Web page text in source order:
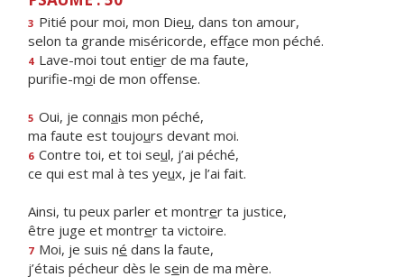
3 Pitié pour moi, mon Dieu, dans ton amour,
selon ta grande miséricorde, efface mon péché.
4 Lave-moi tout entier de ma faute,
purifie-moi de mon offense.
5 Oui, je connais mon péché,
ma faute est toujours devant moi.
6 Contre toi, et toi seul, j’ai péché,
ce qui est mal à tes yeux, je l’ai fait.
Ainsi, tu peux parler et montrer ta justice,
être juge et montrer ta victoire.
7 Moi, je suis né dans la faute,
j’étais pécheur dès le sein de ma mère.